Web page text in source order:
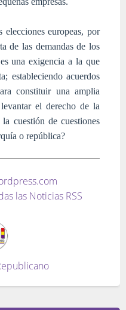
elecciones europeas, por
de las demandas de los
una exigencia a la que
estableciendo acuerdos
constituir una amplia
el derecho de la
cuestión de cuestiones
o república?
las Noticias RSS